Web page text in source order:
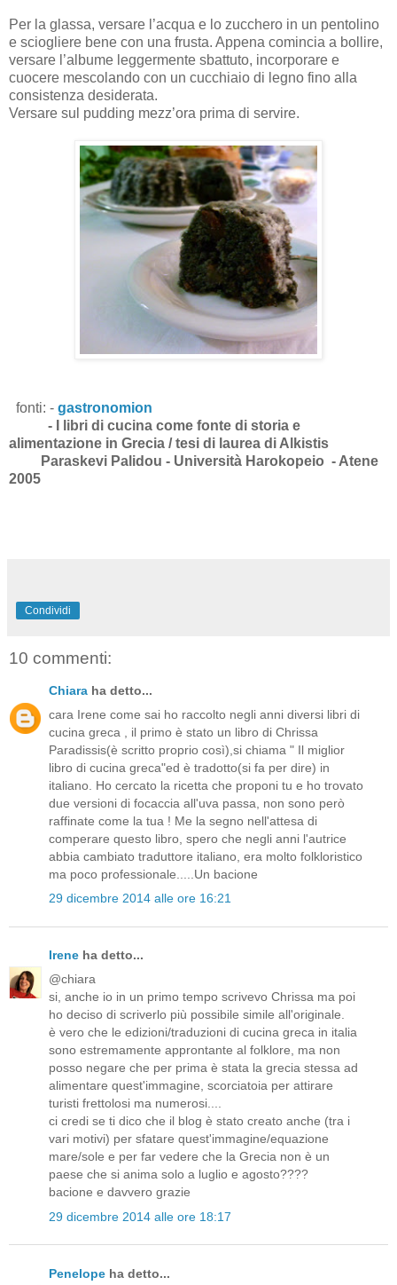
Per la glassa, versare l’acqua e lo zucchero in un pentolino
e sciogliere bene con una frusta. Appena comincia a bollire,
versare l’albume leggermente sbattuto, incorporare e
cuocere mescolando con un cucchiaio di legno fino alla
consistenza desiderata.
Versare sul pudding mezz’ora prima di servire.
fonti: - gastronomion
- I libri di cucina come fonte di storia e
alimentazione in Grecia / tesi di laurea di Alkistis
Paraskevi Palidou - Università Harokopeio - Atene
2005
Condividi
10 commenti:
Chiara ha detto...
cara Irene come sai ho raccolto negli anni diversi libri di
cucina greca , il primo è stato un libro di Chrissa
Paradissis(è scritto proprio così),si chiama " Il miglior
libro di cucina greca"ed è tradotto(si fa per dire) in
italiano. Ho cercato la ricetta che proponi tu e ho trovato
due versioni di focaccia all'uva passa, non sono però
raffinate come la tua ! Me la segno nell'attesa di
comperare questo libro, spero che negli anni l'autrice
abbia cambiato traduttore italiano, era molto folkloristico
ma poco professionale.....Un bacione
29 dicembre 2014 alle ore 16:21
Irene ha detto...
@chiara
si, anche io in un primo tempo scrivevo Chrissa ma poi
ho deciso di scriverlo più possibile simile all'originale.
è vero che le edizioni/traduzioni di cucina greca in italia
sono estremamente approntante al folklore, ma non
posso negare che per prima è stata la grecia stessa ad
alimentare quest'immagine, scorciatoia per attirare
turisti frettolosi ma numerosi....
ci credi se ti dico che il blog è stato creato anche (tra i
vari motivi) per sfatare quest'immagine/equazione
mare/sole e per far vedere che la Grecia non è un
paese che si anima solo a luglio e agosto????
bacione e davvero grazie
29 dicembre 2014 alle ore 18:17
Penelope ha detto...